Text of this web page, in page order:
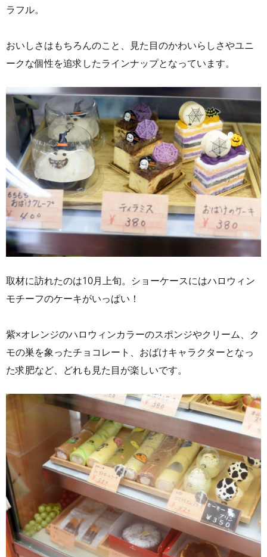
ラフル。
おいしさはもちろんのこと、見た目のかわいらしさやユニ
ークな個性を追求したラインナップとなっています。
取材に訪れたのは10月上旬。ショーケースにはハロウィン
モチーフのケーキがいっぱい！
紫×オレンジのハロウィンカラーのスポンジやクリーム、ク
モの巣を象ったチョコレート、おばけキャラクターとなっ
た求肥など、どれも見た目が楽しいです。